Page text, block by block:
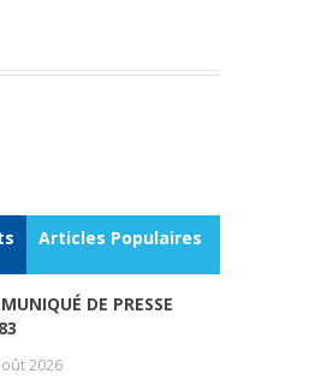
Articles Populaires
DE PRESSE
2026